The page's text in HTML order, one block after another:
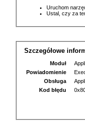
Uruchom
Ustal, czy za
Szczegółowe
Moduł
Powiadomienie
Obsługa
Kod błędu